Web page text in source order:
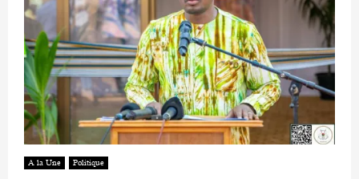
A la Une Politique